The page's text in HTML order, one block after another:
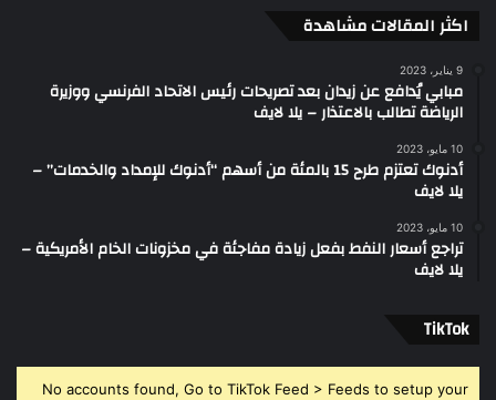
اكثر المقالات مشاهدة
9 يناير، 2023
مبابي يُدافع عن زيدان بعد تصريحات رئيس الاتحاد الفرنسي ووزيرة
الرياضة تطالب بالاعتذار – يلا لايف
10 مايو، 2023
أدنوك تعتزم طرح 15 بالمئة من أسهم “أدنوك للإمداد والخدمات” –
يلا لايف
10 مايو، 2023
تراجع أسعار النفط بفعل زيادة مفاجئة في مخزونات الخام الأمريكية –
يلا لايف
‫TikTok
No accounts found, Go to TikTok Feed > Feeds to setup your